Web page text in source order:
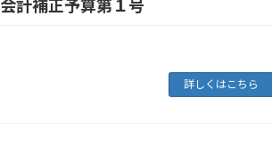
計補正予算第１号
詳しくはこちら